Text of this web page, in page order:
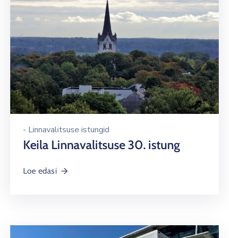
- Linnavalitsuse istungid
Keila Linnavalitsuse 30. istung
Loe edasi